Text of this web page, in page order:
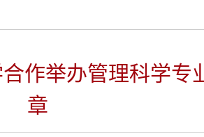
作举办管理科学专
章